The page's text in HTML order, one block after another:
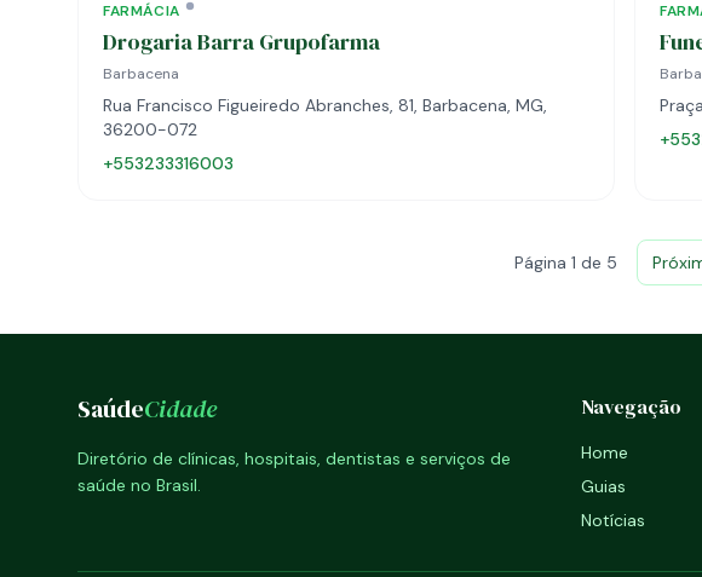
FARMÁCIA
Drogaria Barra Grupofarma
Barbacena
Rua Francisco Figueiredo Abranches, 81, Barbacena, MG,
36200-072
+553233316003
Página 1 de 5
SaúdeCidade
Diretório de clínicas, hospitais, dentistas e serviços de
saúde no Brasil.
Navegação
Home
Guias
Notícias